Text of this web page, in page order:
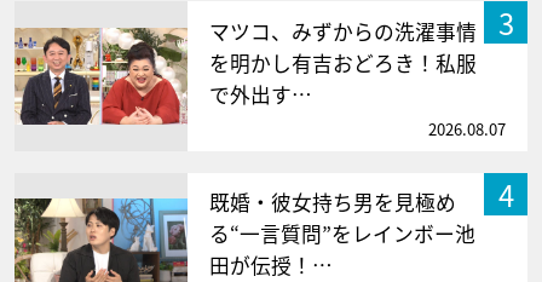
3
マツコ、みずからの洗濯事情
を明かし有吉おどろき！私服
で外出す…
2026.08.07
4
既婚・彼女持ち男を見極め
る“一言質問”をレインボー池
田が伝授！…